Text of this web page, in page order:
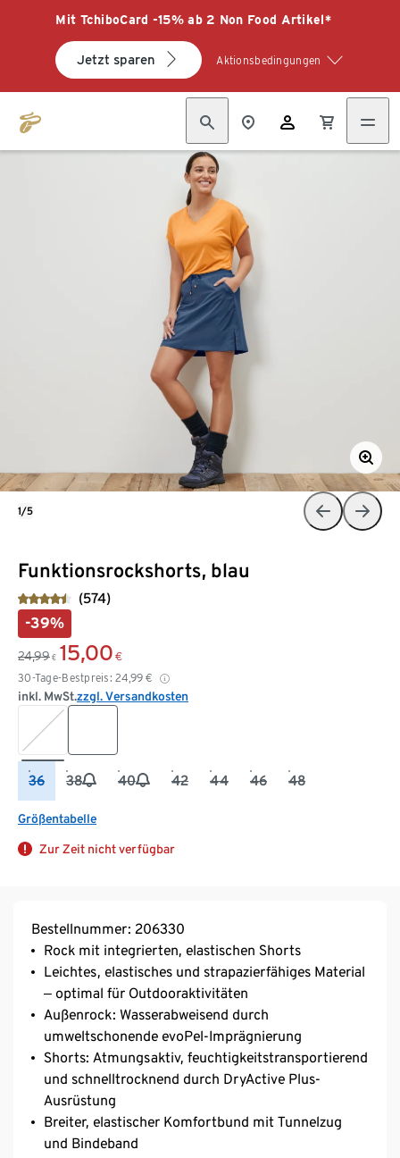
Mit TchiboCard -15% ab 2 Non Food Artikel*
Jetzt sparen Aktionsbedingungen
Funktionsrockshorts, blau
(574)
-39%
24,99 € 15,00 €
30-Tage-Bestpreis: 24,99 €
inkl. MwSt.zzgl. Versandkosten
36 38 40 42 44 46 48
Größentabelle
Zur Zeit nicht verfügbar
1/5
Bestellnummer: 206330
Rock mit integrierten, elastischen Shorts
Leichtes, elastisches und strapazierfähiges Material
‒ optimal für Outdooraktivitäten
Außenrock: Wasserabweisend durch
umweltschonende evoPel-Imprägnierung
Shorts: Atmungsaktiv, feuchtigkeitstransportierend
und schnelltrocknend durch DryActive Plus-
Ausrüstung
Breiter, elastischer Komfortbund mit Tunnelzug
und Bindeband